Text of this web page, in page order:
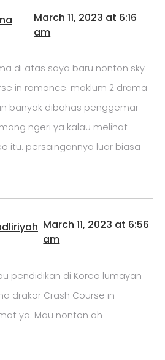
March 11, 2023 at 6:16
am
di atas saya baru nonton sky
in romance. maklum 2 drama
banyak dibahas penggemar
ngeri ya kalau melihat
itu. persaingannya luar biasa
March 11, 2023 at 6:56
am
pendidikan di Korea lumayan
drakor Crash Course in
ya. Mau nonton ah